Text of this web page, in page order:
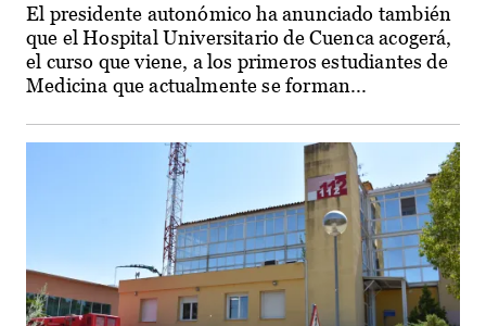
El presidente autonómico ha anunciado también
que el Hospital Universitario de Cuenca acogerá,
el curso que viene, a los primeros estudiantes de
Medicina que actualmente se forman...